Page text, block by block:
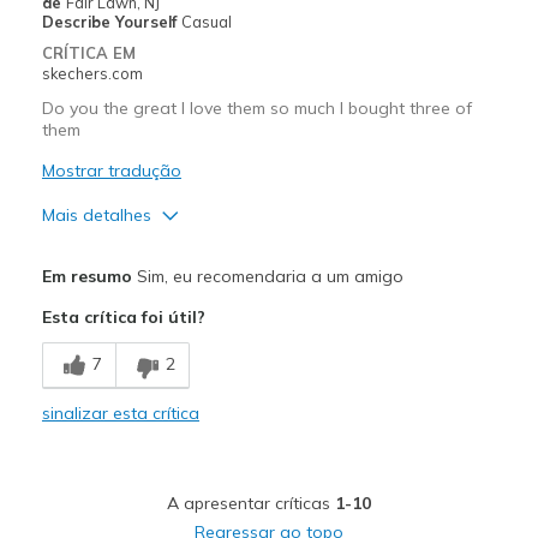
Describe Yourself Casual
CRÍTICA EM
skechers.com
Do you the great I love them so much I bought three of
them
Mostrar tradução
Mais detalhes
Melhores utilizações
Casual Wear
I'm Into Shoes
Em resumo Sim, eu recomendaria a um amigo
Esta crítica foi útil?
7 2
sinalizar esta crítica
A apresentar críticas 1-10
Regressar ao topo